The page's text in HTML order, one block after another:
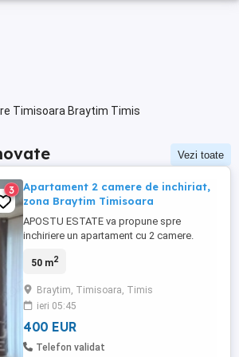
Timisoara Braytim Timis
Vezi toate
3
Apartament 2 camere de inchiriat,
zona Braytim Timisoara
APOSTU ESTATE va propune spre
inchiriere un apartament cu 2 camere.
50 mp si este compartimentat astfel: -
matrimonial - bucatarie Open-Space cu
loc de luat masa - baie cu cada si geam -
balcon deschis Confortul termic ...
50 m2
Braytim, Timisoara, Timis
ieri 05:45
400 EUR
Telefon validat